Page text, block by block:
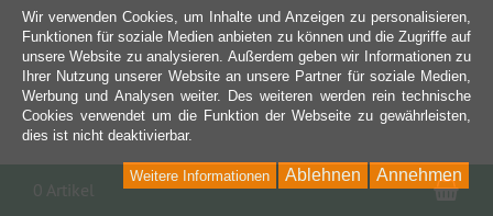
Wir verwenden Cookies, um Inhalte und Anzeigen zu personalisieren,
Funktionen für soziale Medien anbieten zu können und die Zugriffe auf
unsere Website zu analysieren. Außerdem geben wir Informationen zu
Ihrer Nutzung unserer Website an unsere Partner für soziale Medien,
Werbung und Analysen weiter. Des weiteren werden rein technische
Cookies verwendet um die Funktion der Webseite zu gewährleisten,
dies ist nicht deaktivierbar.
Annehmen
Ablehnen
Weitere Informationen